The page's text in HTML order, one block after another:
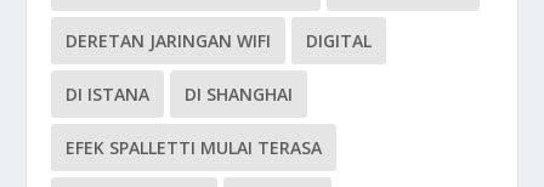
DERETAN JARINGAN WIFI DIGITAL
DI ISTANA DI SHANGHAI
EFEK SPALLETTI MULAI TERASA